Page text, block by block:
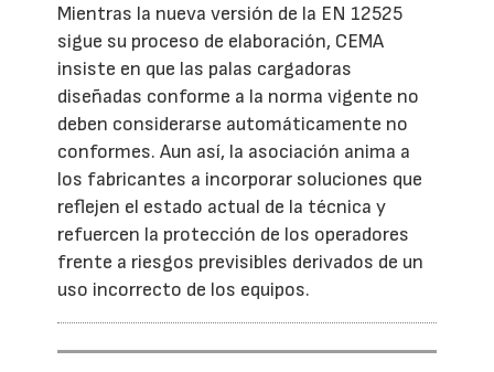
Mientras la nueva versión de la EN 12525
sigue su proceso de elaboración, CEMA
insiste en que las palas cargadoras
diseñadas conforme a la norma vigente no
deben considerarse automáticamente no
conformes. Aun así, la asociación anima a
los fabricantes a incorporar soluciones que
reflejen el estado actual de la técnica y
refuercen la protección de los operadores
frente a riesgos previsibles derivados de un
uso incorrecto de los equipos.